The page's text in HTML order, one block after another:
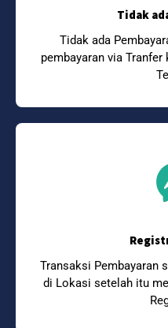
Tidak
Tidak ada
pembayaran via
Transaksi Pembayaran
di Lokasi setelah itu